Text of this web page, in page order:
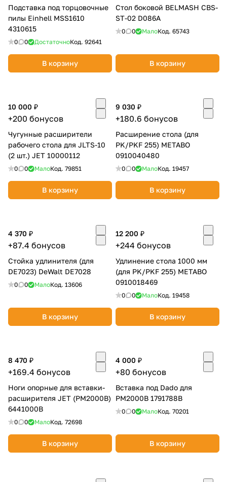
Подставка под торцовочные
пилы Einhell MSS1610
4310615
0 0 ДостаточноКод. 92641
В корзину
Стол боковой BELMASH CBS-
ST-02 D086A
0 0 МалоКод. 65743
В корзину
10 000 ₽
+200 бонусов
Чугунные расширители
рабочего стола для JLTS-10
(2 шт.) JET 10000112
0 0 МалоКод. 79851
В корзину
9 030 ₽
+180.6 бонусов
Расширение стола (для
PK/PKF 255) METABO
0910040480
0 0 МалоКод. 19457
В корзину
4 370 ₽
+87.4 бонусов
Стойка удлинителя (для
DE7023) DeWalt DE7028
0 0 МалоКод. 13606
В корзину
12 200 ₽
+244 бонусов
Удлинение стола 1000 мм
(для PK/PKF 255) METABO
0910018469
0 0 МалоКод. 19458
В корзину
8 470 ₽
+169.4 бонусов
Ноги опорные для вставки-
расширителя JET (РМ2000В)
6441000В
0 0 МалоКод. 72698
В корзину
4 000 ₽
+80 бонусов
Вставка под Dado для
PM2000B 1791788B
0 0 МалоКод. 70201
В корзину
раз в 2 недели